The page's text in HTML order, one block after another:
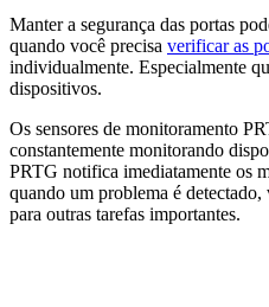
Manter a segurança das portas
quando você precisa verificar as
individualmente. Especialmente
dispositivos.
Os sensores de monitoramento
constantemente monitorando
PRTG notifica imediatamente os
quando um problema é detectado,
para outras tarefas importantes.